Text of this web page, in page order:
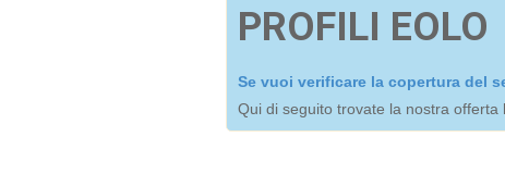
PROFILI EOLO
Se vuoi verificare la copertura del
Qui di seguito trovate la nostra offerta